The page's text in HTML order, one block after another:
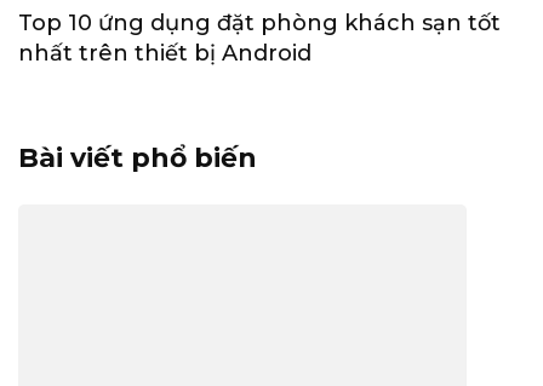
Top 10 ứng dụng đặt phòng khách sạn tốt
nhất trên thiết bị Android
Bài viết phổ biến